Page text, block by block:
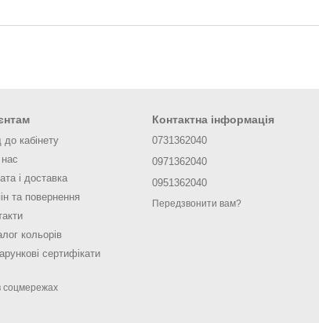
до кабінету
і доставка
та повернення
кольорів
сертифікати
соцмережах
Контактна інформація
0731362040
0971362040
0951362040
Передзвонити вам?